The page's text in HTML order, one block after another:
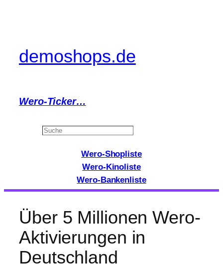
demoshops.de
Wero-Ticker…
Search
Wero-Shopliste
Wero-Kinoliste
Wero-Bankenliste
Über 5 Millionen Wero-
Aktivierungen in
Deutschland